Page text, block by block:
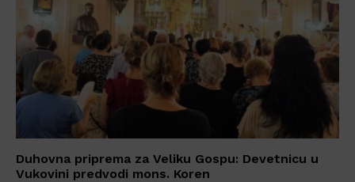
Duhovna priprema za Veliku Gospu: Devetnicu u
Vukovini predvodi mons. Koren